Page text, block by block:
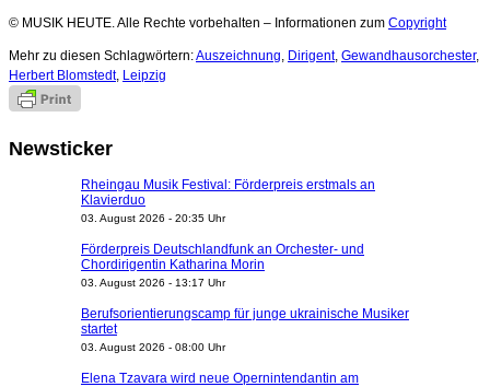
© MUSIK HEUTE. Alle Rechte vorbehalten – Informationen zum Copyright
Mehr zu diesen Schlagwörtern:Auszeichnung, Dirigent, Gewandhausorchester,
Herbert Blomstedt, Leipzig
Newsticker
Rheingau Musik Festival: Förderpreis erstmals an
Klavierduo
03. August 2026 - 20:35 Uhr
Förderpreis Deutschlandfunk an Orchester- und
Chordirigentin Katharina Morin
03. August 2026 - 13:17 Uhr
Berufsorientierungscamp für junge ukrainische Musiker
startet
03. August 2026 - 08:00 Uhr
Elena Tzavara wird neue Opernintendantin am